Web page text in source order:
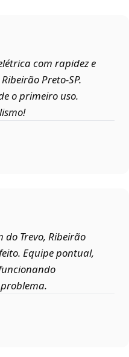
com rapidez e
Preto‑SP.
o primeiro uso.
do Trevo, Ribeirão
Equipe pontual,